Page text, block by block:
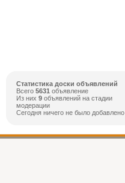
Статистика доски объявлений
Всего 5631 объявление
Из них 9 объявлений на стадии
модерации
Сегодня ничего не было добавлено